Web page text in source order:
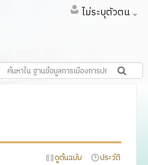
ไม่ระบุตัวตน
ดูต้นฉบับ ประวัติ